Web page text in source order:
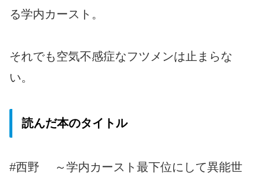
る学内カースト。
それでも空気不感症なフツメンは止まらな
い。
読んだ本のタイトル
#西野 ～学内カースト最下位にして異能世